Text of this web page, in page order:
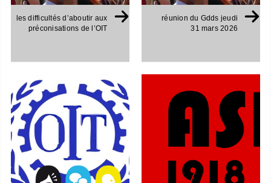
les difficultés d’aboutir aux
préconisations de l’OIT
réunion du Gdds jeudi
31 mars 2026